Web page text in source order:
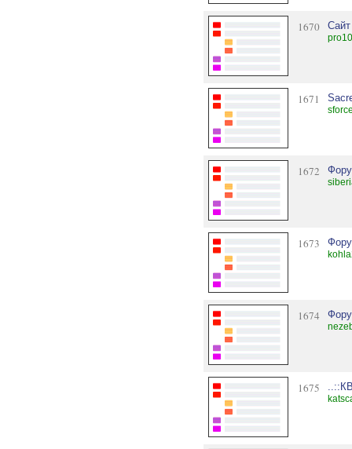
1670
1671
1672
1673
1674
1675